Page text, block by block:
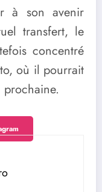
à son avenir
transfert, le
concentré
où il pourrait
prochaine.